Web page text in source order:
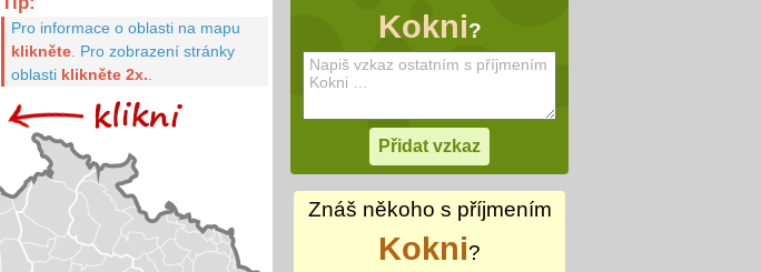
Pro informace o oblasti na mapu
klikněte. Pro zobrazení stránky
oblasti klikněte 2x.
Kokni?
Znáš někoho s příjmením
Kokni?